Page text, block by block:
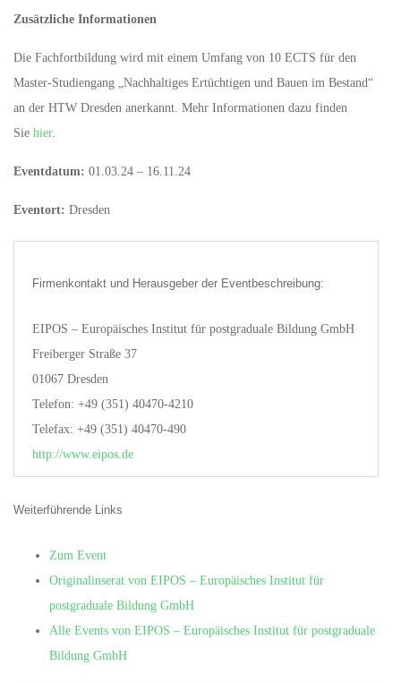
Zusätzliche Informationen
Die Fachfortbildung wird mit einem Umfang von 10 ECTS für den
Master-Studiengang „Nachhaltiges Ertüchtigen und Bauen im Bestand“
an der HTW Dresden anerkannt. Mehr Informationen dazu finden
Sie hier.
Eventdatum: 01.03.24 – 16.11.24
Eventort: Dresden
Firmenkontakt und Herausgeber der Eventbeschreibung:
EIPOS – Europäisches Institut für postgraduale Bildung GmbH
Freiberger Straße 37
01067 Dresden
Telefon: +49 (351) 40470-4210
Telefax: +49 (351) 40470-490
http://www.eipos.de
Weiterführende Links
Zum Event
Originalinserat von EIPOS – Europäisches Institut für
postgraduale Bildung GmbH
Alle Events von EIPOS – Europäisches Institut für postgraduale
Bildung GmbH